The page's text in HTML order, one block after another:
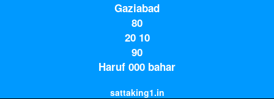
Gaziabad
80
20 10
90
Haruf 000 bahar
sattaking1.in